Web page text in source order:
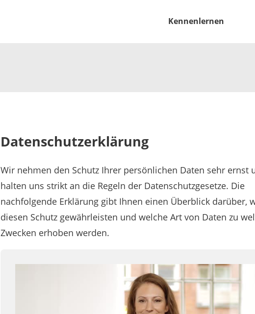
Kennenlernen
Login
Datenschutzerklärung
Wir nehmen den Schutz Ihrer persönlichen Daten sehr ernst
halten uns strikt an die Regeln der Datenschutzgesetze. Die
nachfolgende Erklärung gibt Ihnen einen Überblick darüber,
diesen Schutz gewährleisten und welche Art von Daten zu
Zwecken erhoben werden.